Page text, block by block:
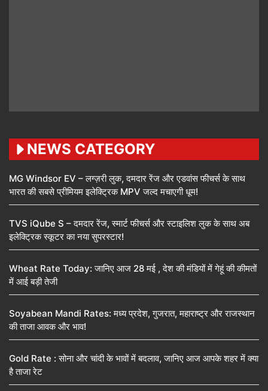
NEWS CATEGORY
MG Windsor EV – लग्ज़री लुक, दमदार रेंज और एडवांस फीचर्स के साथ
भारत की सबसे प्रीमियम इलेक्ट्रिक MPV जल्द मचाएगी धूम!
TVS iQube S – दमदार रेंज, स्मार्ट फीचर्स और स्टाइलिश लुक के साथ अब
इलेक्ट्रिक स्कूटर का नया सुपरस्टार!
Wheat Rate Today: जानिए आज 28 मई , देश की मंडियों में गेहूं की कीमतों
में आई बड़ी तेजी
Soyabean Mandi Rates: मध्य प्रदेश, गुजरात, महाराष्ट्र और राजस्थान
की ताजा आवक और भाव!
Gold Rate : सोना और चांदी के भावों में बदलाव, जानिए आज आपके शहर में क्या
है ताजा रेट